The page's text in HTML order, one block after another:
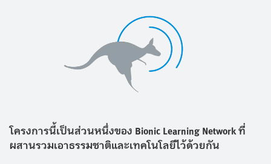
โครงการนี้เป็นส่วนหนึ่งของ Bionic Learning Network ที่
ผสานรวมเอาธรรมชาติและเทคโนโลยีไว้ด้วยกัน